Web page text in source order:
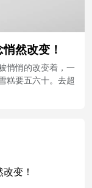
然改变！
悄悄的改变着，一
糕要五六十。去超
变！